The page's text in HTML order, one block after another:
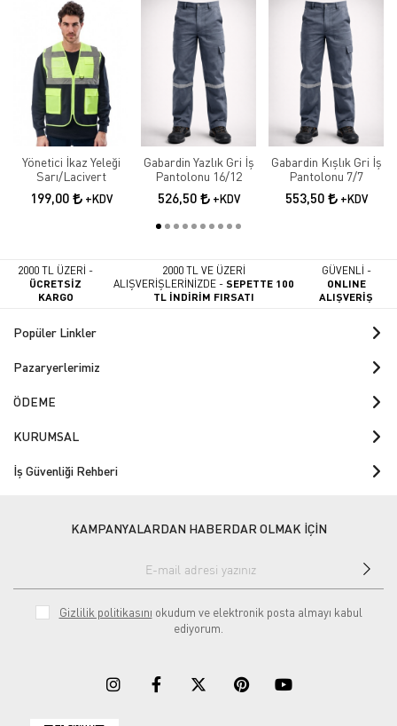
Yönetici İkaz Yeleği
Sarı/Lacivert
199,00 +KDV
Gabardin Yazlık Gri İş
Pantolonu 16/12
526,50 +KDV
Gabardin Kışlık Gri İş
Pantolonu 7/7
553,50 +KDV
2000 TL ÜZERİ -
ÜCRETSİZ
KARGO
2000 TL VE ÜZERİ
ALIŞVERİŞLERİNİZDE -SEPETTE 100
TL İNDİRİM FIRSATI
GÜVENLİ -
ONLINE
ALIŞVERİŞ
Popüler Linkler
Pazaryerlerimiz
ÖDEME
KURUMSAL
İş Güvenliği Rehberi
KAMPANYALARDAN HABERDAR OLMAK İÇİN
Gizlilik politikasını okudum ve elektronik posta almayı kabul
ediyorum.